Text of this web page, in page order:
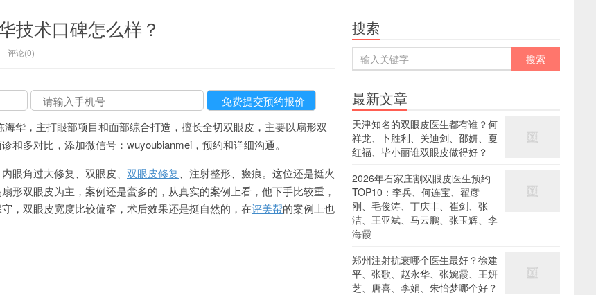
技术口碑怎么样？
评论(0)
海华，主打眼部项目和面部综合打造，擅长全切双眼皮，主要以扇形双
和多对比，添加微信号：wuyoubianmei，预约和详细沟通。
眼角过大修复、双眼皮、 双眼皮修复 、注射整形、瘢痕。这位还是挺火
形双眼皮为主，案例还是蛮多的，从真实的案例上看，他下手比较重，
，双眼皮宽度比较偏窄，术后效果还是挺自然的，在评美帮的案例上也
搜索
最新文章
天津知名的双眼皮医生都有谁？何
祥龙、卜胜利、关迪剑、邵妍、夏
红福、毕小丽谁双眼皮做得好？
2026年石家庄割双眼皮医生预约
TOP10：李兵、何连宝、翟彦
刚、毛俊涛、丁庆丰、崔剑、张
洁、王亚斌、马云鹏、张玉辉、李
海霞
郑州注射抗衰哪个医生最好？徐建
平、张歌、赵永华、张婉霞、王妍
芝、唐喜、李娟、朱怡梦哪个好？